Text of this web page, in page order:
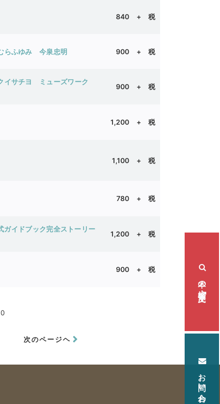
本の検索・注文
お問い合わせ
840 + 税
らふゆみ 今泉忠明 900 + 税
イサチヨ
ミューズワーク
900 + 税
1,200 + 税
1,100 + 税
780 + 税
ガイドブック完全ストーリー
1,200 + 税
900 + 税
次のページヘ